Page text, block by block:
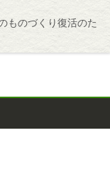
ものづくり復活のた